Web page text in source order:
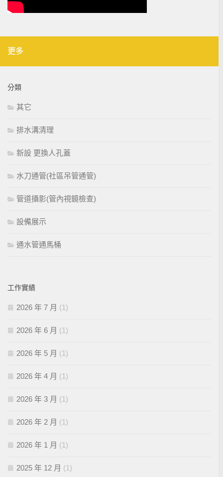
更多
分類
其它
排水溝清理
新設 更換人孔蓋
水刀通管(社區吊管通管)
管道攝影(管內視鏡檢查)
設備展示
通水管通馬桶
工作實績
2026 年 7 月 (1)
2026 年 6 月 (1)
2026 年 5 月 (1)
2026 年 4 月 (1)
2026 年 3 月 (1)
2026 年 2 月 (1)
2026 年 1 月 (1)
2025 年 12 月 (1)